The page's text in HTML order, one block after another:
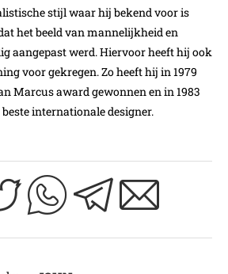
stijl waar hij bekend voor is
het beeld van mannelijkheid en
aangepast werd. Hiervoor heeft hij ook
voor gekregen. Zo heeft hij in 1979
Marcus award gewonnen en in 1983
internationale designer.